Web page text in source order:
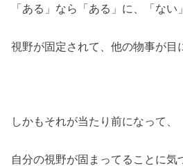
「ある」なら「ある」に、「ない
視野が固定されて、他の物事が目
しかもそれが当たり前になって、
自分の視野が固まってることに気